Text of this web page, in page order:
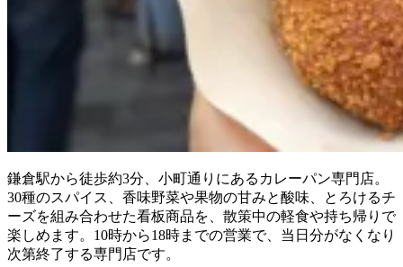
鎌倉駅から徒歩約3分、小町通りにあるカレーパン専門店。
30種のスパイス、香味野菜や果物の甘みと酸味、とろけるチ
ーズを組み合わせた看板商品を、散策中の軽食や持ち帰りで
楽しめます。10時から18時までの営業で、当日分がなくなり
次第終了する専門店です。